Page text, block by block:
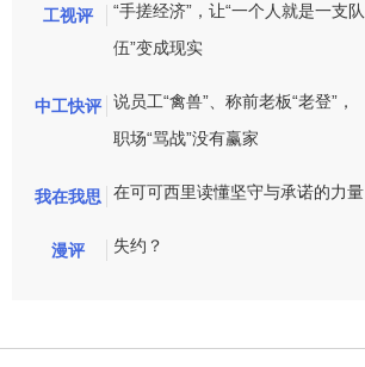
工视评
“手搓经济”，让“一个人就是一支队
伍”变成现实
中工快评
说员工“禽兽”、称前老板“老登”，
职场“骂战”没有赢家
我在我思 在可可西里读懂坚守与承诺的力量
漫评 失约？